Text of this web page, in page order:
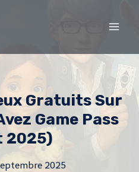
Gratuits Sur
Game Pass
2025)
2025